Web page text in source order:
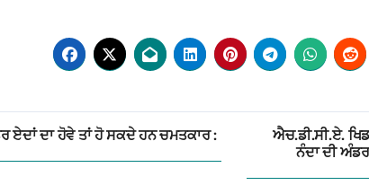
ਏਦਾਂ ਦਾ ਹੋਵੇ ਤਾਂ ਹੋ ਸਕਦੇ ਹਨ ਚਮਤਕਾਰ :
ਐਚ.ਡੀ.ਸੀ.ਏ.
ਨੰਦਾ ਦੀ